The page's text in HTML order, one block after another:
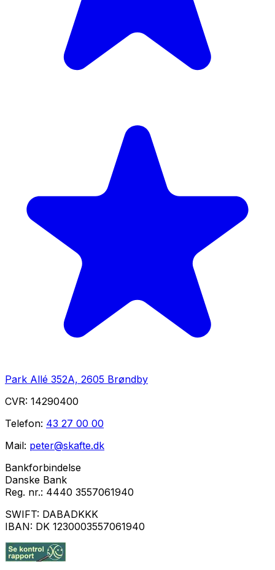
Park Allé 352A, 2605 Brøndby
CVR: 14290400
Telefon: 43 27 00 00
Mail: peter@skafte.dk
Bankforbindelse
Danske Bank
Reg. nr.: 4440 3557061940
SWIFT: DABADKKK
IBAN: DK 1230003557061940